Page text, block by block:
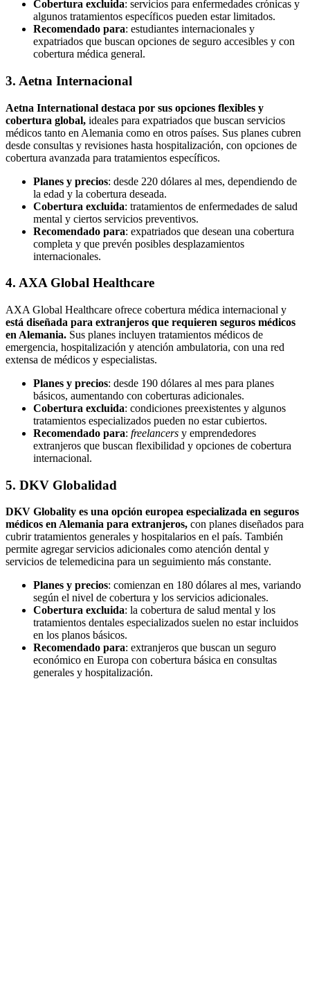
Cobertura excluida: servicios para enfermedades crónicas y
algunos tratamientos específicos pueden estar limitados.
Recomendado para: estudiantes internacionales y
expatriados que buscan opciones de seguro accesibles y con
cobertura médica general.
3. Aetna Internacional
Aetna International destaca por sus opciones flexibles y
cobertura global, ideales para expatriados que buscan servicios
médicos tanto en Alemania como en otros países. Sus planes cubren
desde consultas y revisiones hasta hospitalización, con opciones de
cobertura avanzada para tratamientos específicos.
Planes y precios: desde 220 dólares al mes, dependiendo de
la edad y la cobertura deseada.
Cobertura excluida: tratamientos de enfermedades de salud
mental y ciertos servicios preventivos.
Recomendado para: expatriados que desean una cobertura
completa y que prevén posibles desplazamientos
internacionales.
4. AXA Global Healthcare
AXA Global Healthcare ofrece cobertura médica internacional y
está diseñada para extranjeros que requieren seguros médicos
en Alemania. Sus planes incluyen tratamientos médicos de
emergencia, hospitalización y atención ambulatoria, con una red
extensa de médicos y especialistas.
Planes y precios: desde 190 dólares al mes para planes
básicos, aumentando con coberturas adicionales.
Cobertura excluida: condiciones preexistentes y algunos
tratamientos especializados pueden no estar cubiertos.
Recomendado para: freelancers y emprendedores
extranjeros que buscan flexibilidad y opciones de cobertura
internacional.
5. DKV Globalidad
DKV Globality es una opción europea especializada en seguros
médicos en Alemania para extranjeros, con planes diseñados para
cubrir tratamientos generales y hospitalarios en el país. También
permite agregar servicios adicionales como atención dental y
servicios de telemedicina para un seguimiento más constante.
Planes y precios: comienzan en 180 dólares al mes, variando
según el nivel de cobertura y los servicios adicionales.
Cobertura excluida: la cobertura de salud mental y los
tratamientos dentales especializados suelen no estar incluidos
en los planos básicos.
Recomendado para: extranjeros que buscan un seguro
económico en Europa con cobertura básica en consultas
generales y hospitalización.